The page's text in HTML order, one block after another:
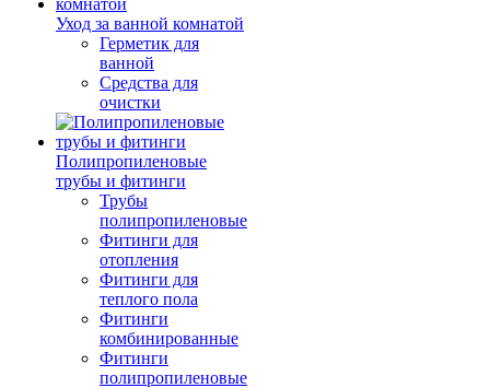
Уход за ванной комнатой
Герметик для
ванной
Средства для
очистки
Полипропиленовые
трубы и фитинги
Трубы
полипропиленовые
Фитинги для
отопления
Фитинги для
теплого пола
Фитинги
комбинированные
Фитинги
полипропиленовые